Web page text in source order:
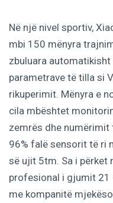
Në një nivel sportiv,
mbi 150 mënyra
zbuluara
parametrave të tilla si
rikuperimit. Mënyra e
cila mbështet
zemrës dhe numërimit
96% falë sensorit të ri
së ujit 5tm. Sa i përket
profesional i gjumit 21
me kompanitë